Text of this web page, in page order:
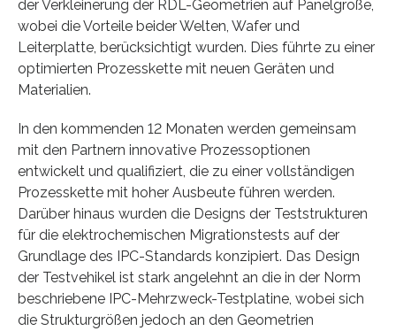
der Verkleinerung der RDL-Geometrien auf Panelgröße,
wobei die Vorteile beider Welten, Wafer und
Leiterplatte, berücksichtigt wurden. Dies führte zu einer
optimierten Prozesskette mit neuen Geräten und
Materialien.
In den kommenden 12 Monaten werden gemeinsam
mit den Partnern innovative Prozessoptionen
entwickelt und qualifiziert, die zu einer vollständigen
Prozesskette mit hoher Ausbeute führen werden.
Darüber hinaus wurden die Designs der Teststrukturen
für die elektrochemischen Migrationstests auf der
Grundlage des IPC-Standards konzipiert. Das Design
der Testvehikel ist stark angelehnt an die in der Norm
beschriebene IPC-Mehrzweck-Testplatine, wobei sich
die Strukturgrößen jedoch an den Geometrien